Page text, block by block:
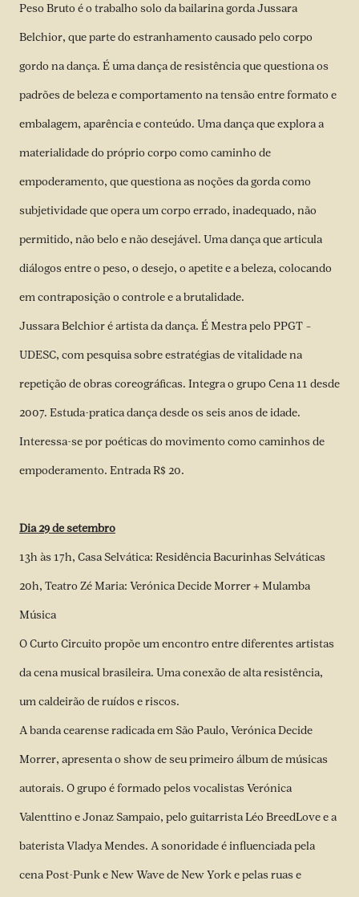
Peso Bruto é o trabalho solo da bailarina gorda Jussara
Belchior, que parte do estranhamento causado pelo corpo
gordo na dança. É uma dança de resistência que questiona os
padrões de beleza e comportamento na tensão entre formato e
embalagem, aparência e conteúdo. Uma dança que explora a
materialidade do próprio corpo como caminho de
empoderamento, que questiona as noções da gorda como
subjetividade que opera um corpo errado, inadequado, não
permitido, não belo e não desejável. Uma dança que articula
diálogos entre o peso, o desejo, o apetite e a beleza, colocando
em contraposição o controle e a brutalidade.
Jussara Belchior é artista da dança. É Mestra pelo PPGT –
UDESC, com pesquisa sobre estratégias de vitalidade na
repetição de obras coreográficas. Integra o grupo Cena 11 desde
2007. Estuda-pratica dança desde os seis anos de idade.
Interessa-se por poéticas do movimento como caminhos de
empoderamento. Entrada R$ 20.
Dia 29 de setembro
13h às 17h, Casa Selvática: Residência Bacurinhas Selváticas
20h, Teatro Zé Maria: Verónica Decide Morrer + Mulamba
Música
O Curto Circuito propõe um encontro entre diferentes artistas
da cena musical brasileira. Uma conexão de alta resistência,
um caldeirão de ruídos e riscos.
A banda cearense radicada em São Paulo, Verónica Decide
Morrer, apresenta o show de seu primeiro álbum de músicas
autorais. O grupo é formado pelos vocalistas Verónica
Valenttino e Jonaz Sampaio, pelo guitarrista Léo BreedLove e a
baterista Vladya Mendes. A sonoridade é influenciada pela
cena Post-Punk e New Wave de New York e pelas ruas e